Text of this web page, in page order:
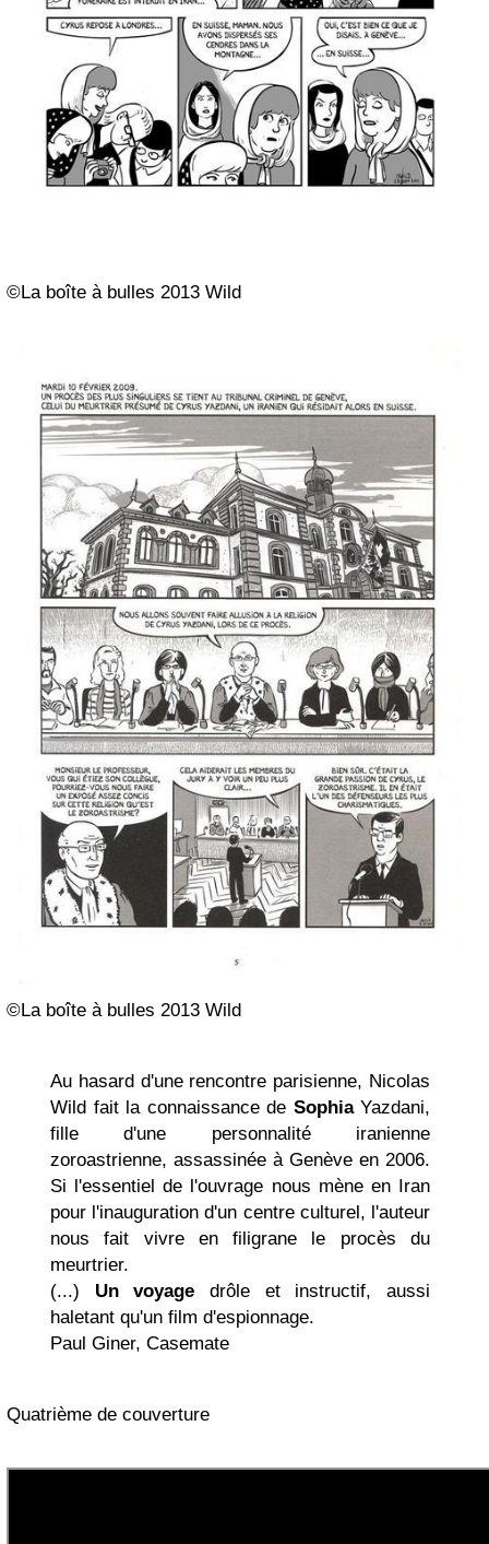
©La boîte à bulles 2013 Wild
©La boîte à bulles 2013 Wild
Au hasard d'une rencontre parisienne, Nicolas
Wild fait la connaissance de SophiaYazdani,
fille d'une personnalité iranienne
zoroastrienne, assassinée à Genève en 2006.
Si l'essentiel de l'ouvrage nous mène en Iran
pour l'inauguration d'un centre culturel, l'auteur
nous fait vivre en filigrane le procès du
meurtrier.
(...) Un voyage drôle et instructif, aussi
haletant qu'un film d'espionnage.
Paul Giner, Casemate
Quatrième de couverture